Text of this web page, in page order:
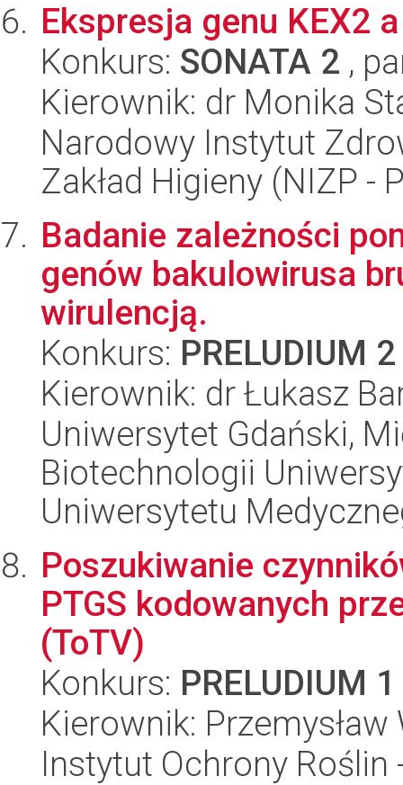
Ekspresja genu KEX2
Konkurs: SONATA 2 ,
Kierownik: dr Monika
Narodowy Instytut
Zakład Higieny (NIZP -
Badanie zależności
genów bakulowirusa
wirulencją.
Konkurs: PRELUDIUM 2
Kierownik: dr Łukasz
Uniwersytet Gdański,
Biotechnologii
Uniwersytetu
Poszukiwanie
PTGS kodowanych
(ToTV)
Konkurs: PRELUDIUM 1
Kierownik: Przemysław
Instytut Ochrony